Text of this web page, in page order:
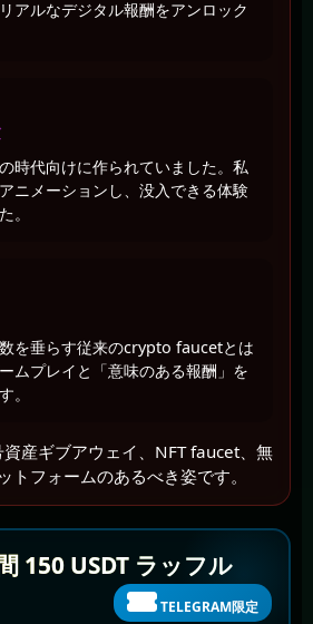
アルなデジタル報酬をアンロック
時代向けに作られていました。私
ニメーションし、没入できる体験
。
を垂らす従来のcrypto faucetとは
ムプレイと「意味のある報酬」を
。
産ギブアウェイ、NFT faucet、無
トフォームのあるべき姿です。
150 USDT ラッフル
TELEGRAM限定